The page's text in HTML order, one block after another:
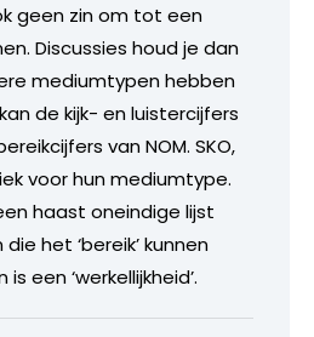
geen zin om tot een
Discussies houd je dan
mediumtypen hebben
de kijk- en luistercijfers
van NOM. SKO,
voor hun mediumtype.
haast oneindige lijst
het ‘bereik’ kunnen
een ‘werkellijkheid’.